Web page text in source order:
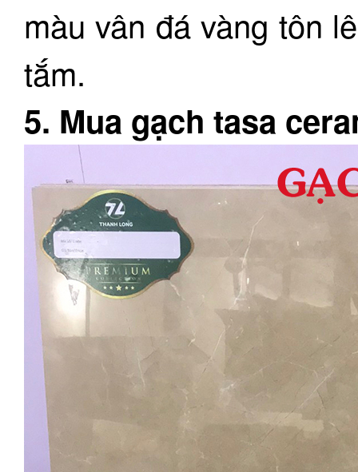
màu vân đá vàng tôn
tắm.
5. Mua gạch tasa